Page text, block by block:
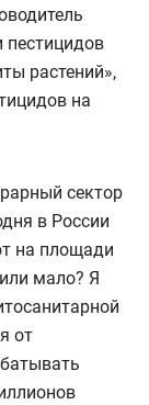
пестицидов
растений»,
на
сектор
в России
на площади
мало? Я
от